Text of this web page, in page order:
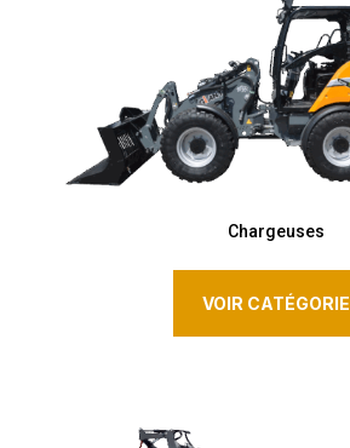
Chargeuses
VOIR CATÉGORIE